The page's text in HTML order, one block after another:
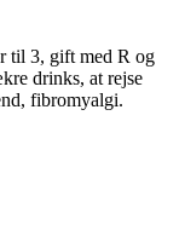
til 3, gift med R og
drinks, at rejse
fibromyalgi.